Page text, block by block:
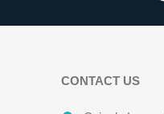
CONTACT US